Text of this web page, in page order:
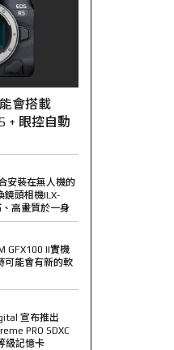
會搭載
+ 眼控自動
安裝在無人機的
鏡頭相機ILX-
高畫質於一身
GFX100 II實機
可能會有新的軟
宣布推出
PRO SDXC
級記憶卡